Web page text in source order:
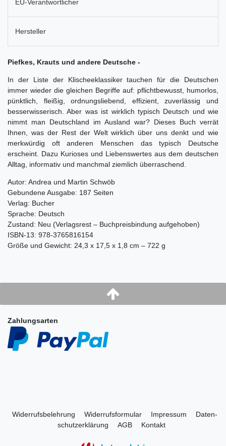
EU-Verantwortlicher
Hersteller
Piefkes, Krauts und andere Deutsche -
In der Liste der Klischeeklassiker tauchen für die Deutschen
immer wieder die gleichen Begriffe auf: pflichtbewusst, humorlos,
pünktlich, fleißig, ordnungsliebend, effizient, zuverlässig und
besserwisserisch. Aber was ist wirklich typisch Deutsch und wie
nimmt man Deutschland im Ausland war? Dieses Buch verrät
Ihnen, was der Rest der Welt wirklich über uns denkt und wie
merkwürdig oft anderen Menschen das typisch Deutsche
erscheint. Dazu Kurioses und Liebenswertes aus dem deutschen
Alltag, informativ und manchmal ziemlich überraschend.
Autor: Andrea und Martin Schwöb
Gebundene Ausgabe: 187 Seiten
Verlag: Bucher
Sprache: Deutsch
Zustand: Neu (Verlagsrest – Buchpreisbindung aufgehoben)
ISBN-13: 978-3765816154
Größe und Gewicht: 24,3 x 17,5 x 1,8 cm – 722 g
Zahlungsarten
Widerrufs­belehrung Widerrufs­formular Impressum
Daten­
schutz­erklärung
AGB Kontakt